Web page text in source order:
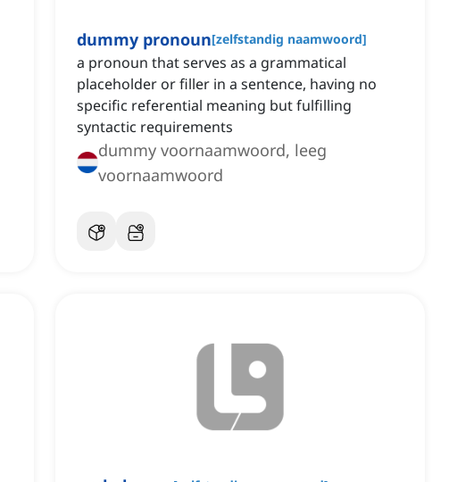
dummy pronoun[zelfstandig naamwoord]
a pronoun that serves as a grammatical
placeholder or filler in a sentence, having no
specific referential meaning but fulfilling
syntactic requirements
dummy voornaamwoord, leeg
voornaamwoord